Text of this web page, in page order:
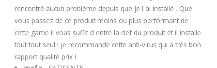
rencontré aucun problème depuis que je l ai installé . Que
vous passez de ce produit moins ou plus performant de
cette game il vous suffit d entré la clef du produit et il installe
tout tout seul ! je recommande cette anti-virus qui a très bon
rapport qualité prix !